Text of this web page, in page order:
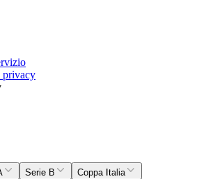
privacy
Serie B
Coppa Italia